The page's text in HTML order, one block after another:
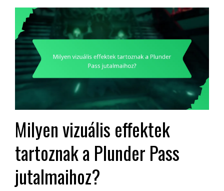
Milyen vizuális effektek
tartoznak a Plunder Pass
jutalmaihoz?